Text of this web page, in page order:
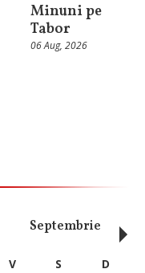
Minuni pe
Tabor
06 Aug, 2026
Septembrie
V S
D